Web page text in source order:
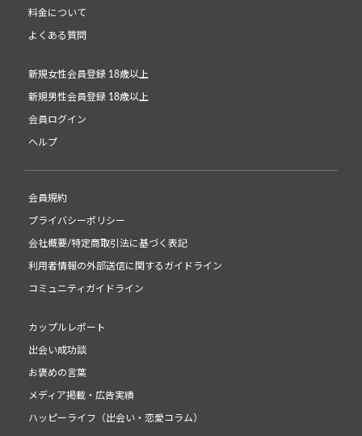
料金について
よくある質問
新規女性会員登録 18歳以上
新規男性会員登録 18歳以上
会員ログイン
ヘルプ
会員規約
プライバシーポリシー
会社概要/特定商取引法に基づく表記
利用者情報の外部送信に関するガイドライン
コミュニティガイドライン
カップルレポート
出会い成功談
お褒めの言葉
メディア掲載・広告実績
ハッピーライフ（出会い・恋愛コラム）